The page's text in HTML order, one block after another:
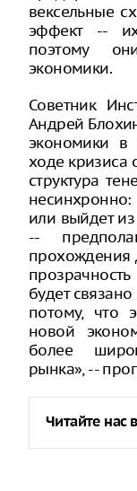
вексельные
эффект --
поэтому
экономики.
Советник
Андрей
экономики
ходе кризиса
структура
или выйдет
--
прохождения
будет
потому, что
новой
более
рынка», --
Читайте нас в